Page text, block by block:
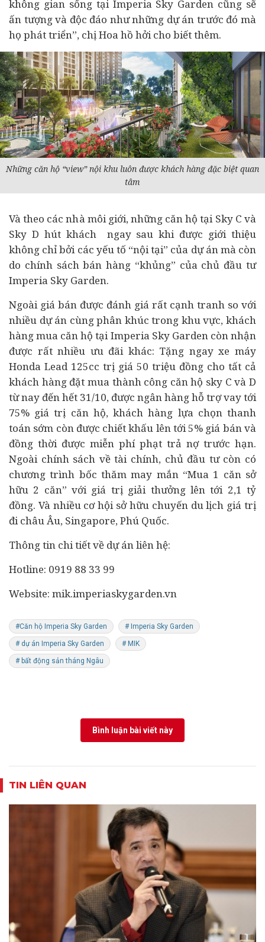
không gian sống tại Imperia Sky Garden cũng sẽ
ấn tượng và độc đáo như những dự án trước đó mà
họ phát triển”, chị Hoa hồ hởi cho biết thêm.
Những căn hộ “view” nội khu luôn được khách hàng đặc biệt quan
tâm
Và theo các nhà môi giới, những căn hộ tại Sky C và
Sky D hút khách ngay sau khi được giới thiệu
không chỉ bởi các yếu tố “nội tại” của dự án mà còn
do chính sách bán hàng “khủng” của chủ đầu tư
Imperia Sky Garden.
Ngoài giá bán được đánh giá rất cạnh tranh so với
nhiều dự án cùng phân khúc trong khu vực, khách
hàng mua căn hộ tại Imperia Sky Garden còn nhận
được rất nhiều ưu đãi khác: Tặng ngay xe máy
Honda Lead 125cc trị giá 50 triệu đồng cho tất cả
khách hàng đặt mua thành công căn hộ sky C và D
từ nay đến hết 31/10, được ngân hànghỗ trợ vay tới
75% giá trị căn hộ, khách hàng lựa chọn thanh
toán sớm còn được chiết khấu lên tới 5% giá bán và
đồng thời được miễn phí phạt trả nợ trước hạn.
Ngoài chính sách vềtài chính, chủ đầu tư còn có
chương trình bốc thăm may mắn “Mua 1 căn sở
hữu 2 căn” với giá trị giải thưởng lên tới 2,1 tỷ
đồng. Và nhiều cơ hội sở hữu chuyến du lịch giá trị
đi châu Âu, Singapore, Phú Quốc.
Thông tin chi tiết về dự án liên hệ:
Hotline: 0919 88 33 99
Website: mik.imperiaskygarden.vn
#Căn hộ Imperia Sky Garden # Imperia Sky Garden
# dự án Imperia Sky Garden # MIK
# bất động sản tháng Ngâu
Bình luận bài viết này
TIN LIÊN QUAN